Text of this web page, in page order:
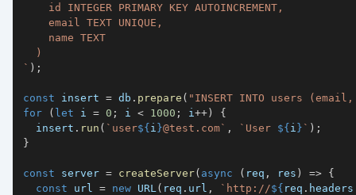
` ) ;
const insert = db . prepare ( "INSERT INTO users
for
( let i = 0 ; i < 1000 ; i ++)
{
  insert
. run ( ` user${i }@test.com` , ` User ${i } ` ) ;
}
const server = createServer( async ( req , res ) => {
const url = new URL ( req . url , ` http://${ req . headers